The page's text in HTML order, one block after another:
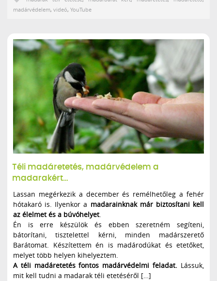
madárvédelem, videó, YouTube
Téli madáretetés, madárvédelem a
madarakért…
Lassan megérkezik a december és remélhetőleg a fehér
hótakaró is. Ilyenkor a madarainknak már biztosítani kell
az élelmet és a búvóhelyet.
Én is erre készülök és ebben szeretném segíteni,
bátorítani, tisztelettel kérni, minden madárszerető
Barátomat. Készítettem én is madárodúkat és etetőket,
melyet több helyen kihelyeztem.
A téli madáretetés fontos madárvédelmi feladat. Lássuk,
mit kell tudni a madarak téli etetéséről […]